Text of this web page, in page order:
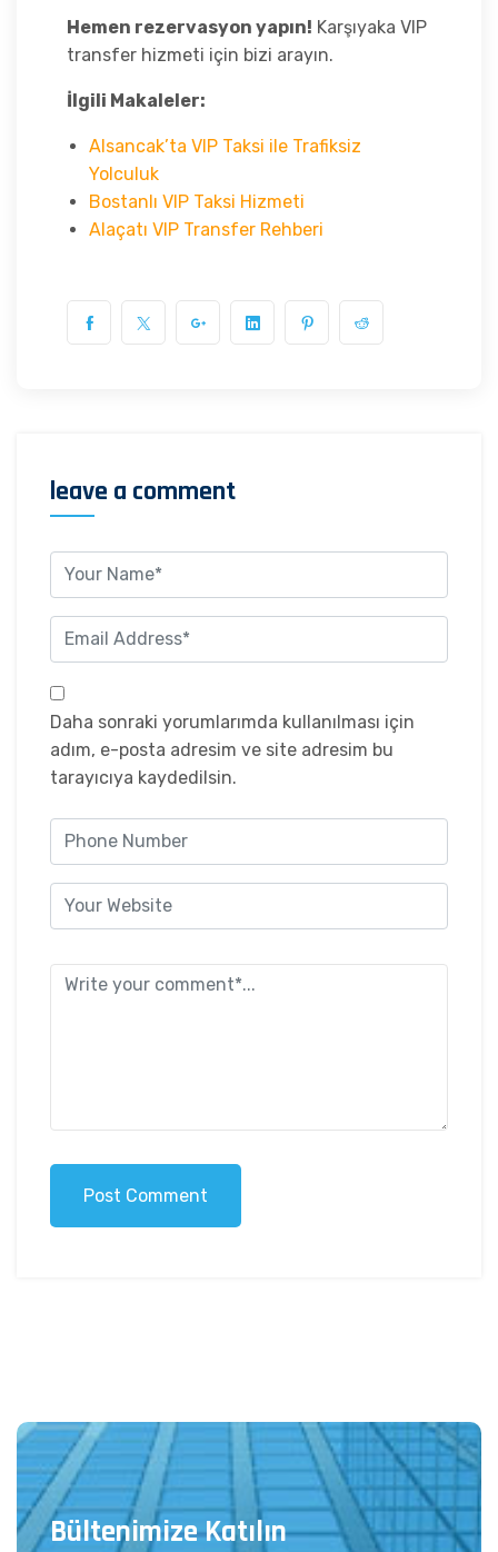
Hemen rezervasyon yapın! Karşıyaka VIP
transfer hizmeti için bizi arayın.
İlgili Makaleler:
Alsancak’ta VIP Taksi ile Trafiksiz
Yolculuk
Bostanlı VIP Taksi Hizmeti
Alaçatı VIP Transfer Rehberi
leave a comment
Daha sonraki yorumlarımda kullanılması için
adım, e-posta adresim ve site adresim bu
tarayıcıya kaydedilsin.
Post Comment
Bültenimize Katılın